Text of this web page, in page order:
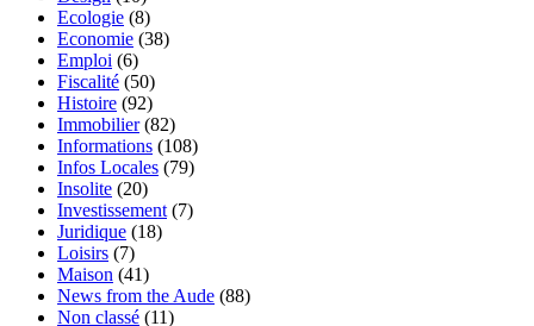
Ecologie (8)
Economie (38)
Emploi (6)
Fiscalité (50)
Histoire (92)
Immobilier(82)
Informations (108)
Infos Locales (79)
Insolite (20)
Investissement (7)
Juridique (18)
Loisirs (7)
Maison (41)
News from the Aude (88)
Non classé (11)